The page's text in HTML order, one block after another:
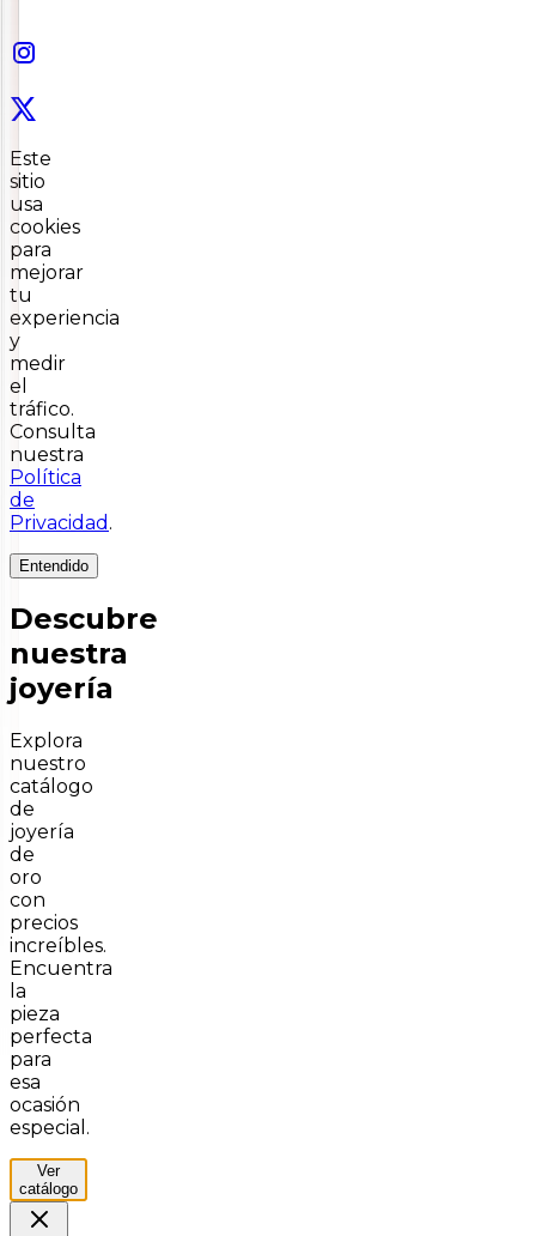
Este
sitio
usa
cookies
para
mejorar
tu
experiencia
y
medir
el
tráfico.
Consulta
nuestra
Política
de
Privacidad .
Entendido
Descubre
nuestra
joyería
Explora
nuestro
catálogo
de
joyería
de
oro
con
precios
increíbles.
Encuentra
la
pieza
perfecta
para
esa
ocasión
especial.
Ver
catálogo